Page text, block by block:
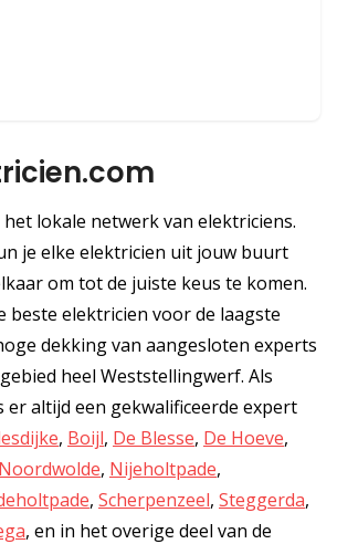
het lokale netwerk van elektriciens.
je elke elektricien uit jouw buurt
om tot de juiste keus te komen.
beste elektricien voor de laagste
dekking van aangesloten experts
heel Weststellingwerf. Als
er altijd een gekwalificeerde expert
, Boijl, De Blesse, De Hoeve,
Noordwolde, Nijeholtpade,
, Scherpenzeel, Steggerda,
, en in het overige deel van de